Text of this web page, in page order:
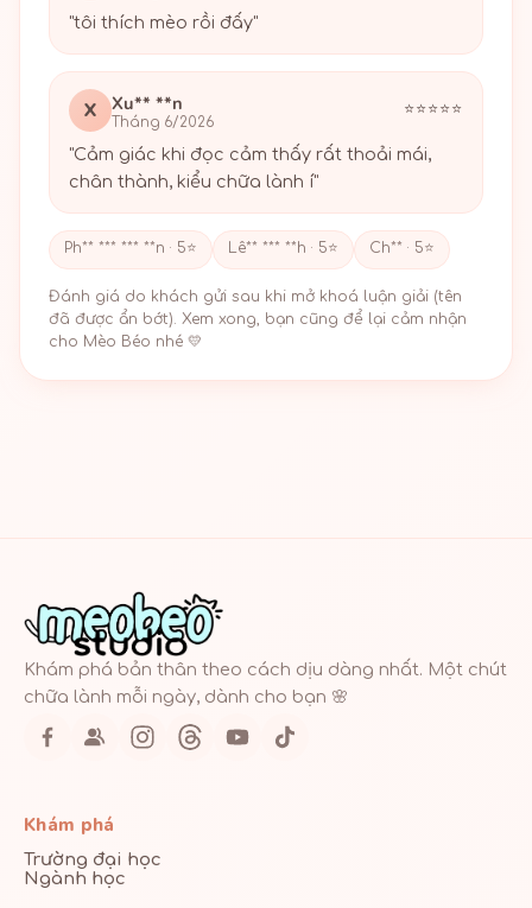
"tôi thích mèo rồi đấy"
X Xu** **n
Tháng 6/2026
⭐⭐⭐⭐⭐
"Cảm giác khi đọc cảm thấy rất thoải mái,
chân thành, kiểu chữa lành í"
Ph** *** *** **n · 5⭐ Lê** *** **h · 5⭐ Ch** · 5⭐
Đánh giá do khách gửi sau khi mở khoá luận giải (tên
đã được ẩn bớt). Xem xong, bạn cũng để lại cảm nhận
cho Mèo Béo nhé 💛
Khám phá bản thân theo cách dịu dàng nhất. Một chút
chữa lành mỗi ngày, dành cho bạn 🌸
Khám phá
Trường đại học
Ngành học